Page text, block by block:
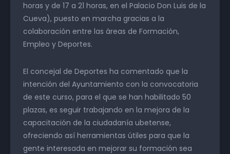
horas y de 17 a 21 horas, en el Palacio Don Luis de la
Cueva), puesto en marcha gracias a la
colaboración entre las áreas de Formación,
Empleo y Deportes.
El concejal de Deportes ha comentado que la
intención del Ayuntamiento con la convocatoria
de este curso, para el que se han habilitado 50
plazas, es seguir trabajando en la mejora de la
capacitación de la ciudadanía ubetense,
ofreciendo así herramientas útiles para que la
gente interesada en mejorar su formación sea